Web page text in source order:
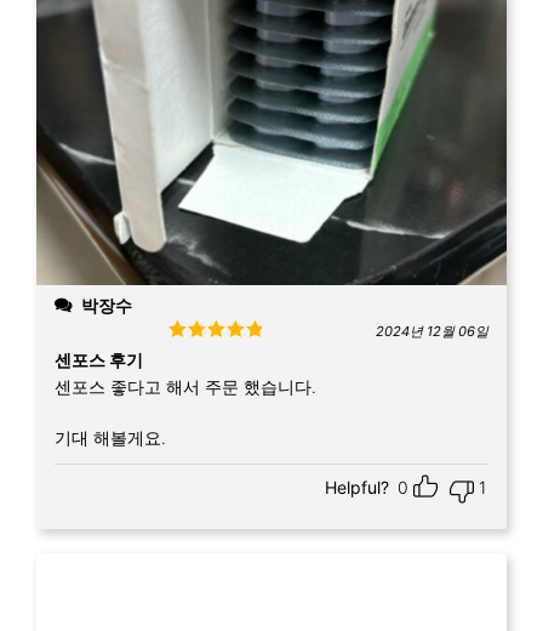
박장수
2024년 12월 06일
센포스 후기
센포스 좋다고 해서 주문 했습니다.
기대 해볼게요.
Helpful? 0 1